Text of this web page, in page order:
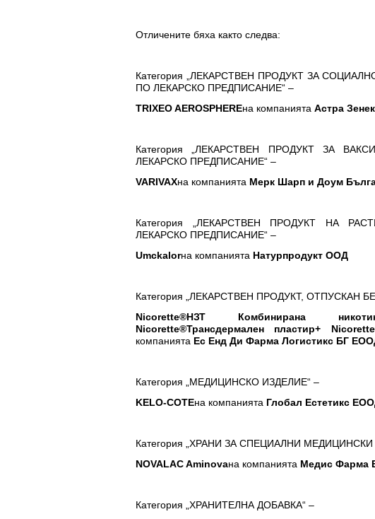
Отличените бяха както следва:
Категория „ЛЕКАРСТВЕН ПРОДУКТ ЗА
ПО ЛЕКАРСКО ПРЕДПИСАНИЕ“ –
ТRIXEO AEROSPHEREна компанията Астра
Категория „ЛЕКАРСТВЕН ПРОДУКТ ЗА
ЛЕКАРСКО ПРЕДПИСАНИЕ“ –
VARIVAXна компанията Мерк Шарп и Доум
Категория „ЛЕКАРСТВЕН ПРОДУКТ НА
ЛЕКАРСКО ПРЕДПИСАНИЕ“ –
Umckalorна компанията Натурпродукт ООД
Категория „ЛЕКАРСТВЕН ПРОДУКТ, ОТПУСКАН
Nicorette®НЗТ Комбинирана
Nicorette®Трансдермален пластир+
компанията Ес Енд Ди Фарма Логистикс БГ
Категория „МЕДИЦИНСКО ИЗДЕЛИЕ“ –
KELO-COTEна компанията Глобал Естетикс
Категория „ХРАНИ ЗА СПЕЦИАЛНИ МЕДИЦИНСКИ
NOVALAC Aminovaна компанията Mедис Фарма
Категория „ХРАНИТЕЛНА ДОБАВКА“ –